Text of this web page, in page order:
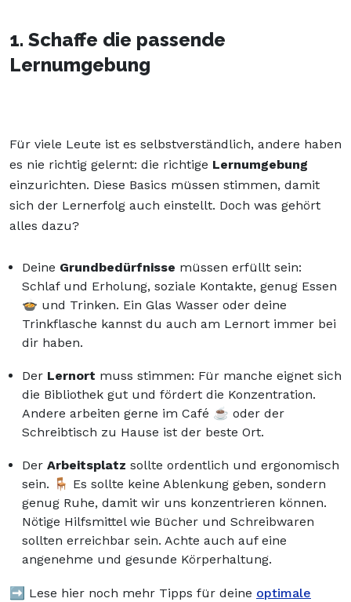
1. Schaffe die passende
Lernumgebung
Für viele Leute ist es selbstverständlich, andere haben
es nie richtig gelernt: die richtige Lernumgebung
einzurichten. Diese Basics müssen stimmen, damit
sich der Lernerfolg auch einstellt. Doch was gehört
alles dazu?
Deine Grundbedürfnisse müssen erfüllt sein:
Schlaf und Erholung, soziale Kontakte, genug Essen
🍲 und Trinken. Ein Glas Wasser oder deine
Trinkflasche kannst du auch am Lernort immer bei
dir haben.
Der Lernort muss stimmen: Für manche eignet sich
die Bibliothek gut und fördert die Konzentration.
Andere arbeiten gerne im Café ☕ oder der
Schreibtisch zu Hause ist der beste Ort.
Der Arbeitsplatz sollte ordentlich und ergonomisch
sein. 🪑 Es sollte keine Ablenkung geben, sondern
genug Ruhe, damit wir uns konzentrieren können.
Nötige Hilfsmittel wie Bücher und Schreibwaren
sollten erreichbar sein. Achte auch auf eine
angenehme und gesunde Körperhaltung.
➡️ Lese hier noch mehr Tipps für deine optimale